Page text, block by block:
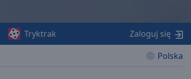
Polska
Tryktrak Zaloguj się